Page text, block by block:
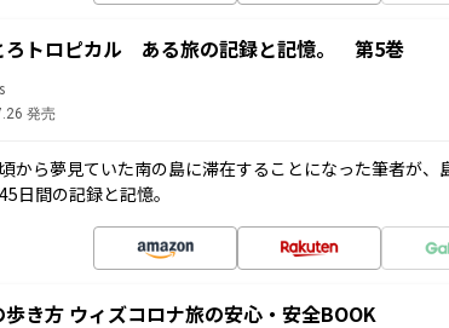
ろトロピカル ある旅の記録と記憶。 第5巻
発売
から夢見ていた南の島に滞在することになった筆者が、
日間の記録と記憶。
き方 ウィズコロナ旅の安心・安全BOOK